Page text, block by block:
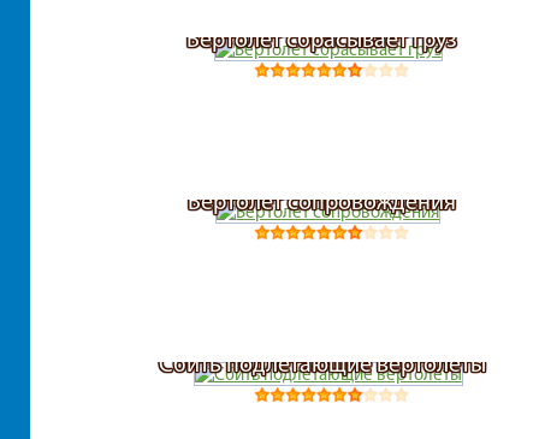
Вертолет сбрасывает груз
Вертолет сопровождения
Сбить подлетающие вертолеты